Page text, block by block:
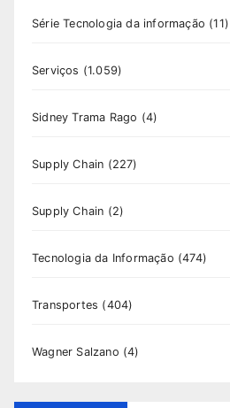
Série Tecnologia da informação (11)
Serviços (1.059)
Sidney Trama Rago (4)
Supply Chain (227)
Supply Chain (2)
Tecnologia da Informação (474)
Transportes (404)
Wagner Salzano (4)